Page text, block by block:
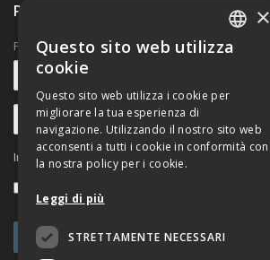
Ricevi nostre comunicazioni
Per rimanere aggiornato sulle novità.
Informativa sul trattamento dei dati personali
ITALIAN
×
Questo sito web utilizza
cookie
Questo sito web utilizza i cookie per
migliorare la tua esperienza di
navigazione. Utilizzando il nostro sito web
acconsenti a tutti i cookie in conformità con
la nostra policy per i cookie.
Leggi di più
STRETTAMENTE NECESSARI